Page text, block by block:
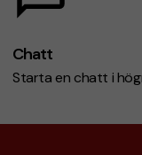
Chatt
Starta en chatt i